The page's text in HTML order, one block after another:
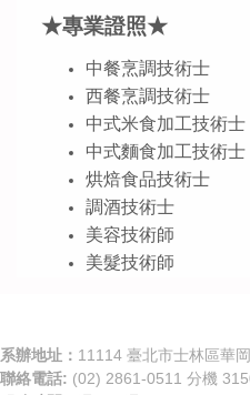
★專業證照★
中餐烹調技術士
西餐烹調技術士
中式米食加工技術士
中式麵食加工技術士
烘焙食品技術士
調酒技術士
美容技術師
美髮技術師
系辦地址： 11114 臺北市士林區華
聯絡電話: (02) 2861-0511 分機